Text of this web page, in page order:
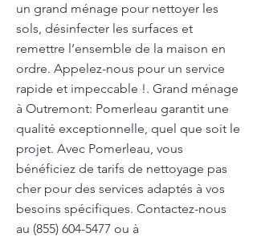
un grand ménage pour nettoyer les
sols, désinfecter les surfaces et
remettre l’ensemble de la maison en
ordre. Appelez-nous pour un service
rapide et impeccable !. Grand ménage
à Outremont: Pomerleau garantit une
qualité exceptionnelle, quel que soit le
projet. Avec Pomerleau, vous
bénéficiez de tarifs de nettoyage pas
cher pour des services adaptés à vos
besoins spécifiques. Contactez-nous
au (855) 604-5477 ou à